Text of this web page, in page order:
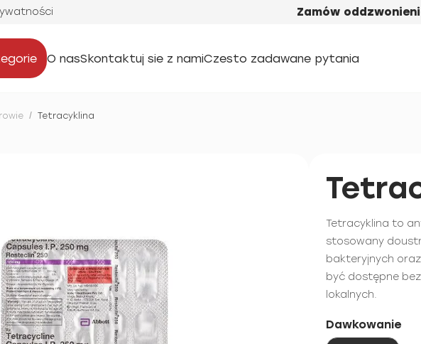
Zamów
O nasSkontaktuj sie z namiCzesto zadawane pytania
/ Tetracyklina
Tetracyklina to
stosowany
bakteryjnych
być dostępne
lokalnych.
Dawkowanie